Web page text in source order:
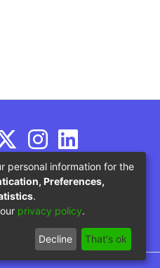
de Educación
personal information for the
Preferences,
.
privacy policy.
Decline That's ok